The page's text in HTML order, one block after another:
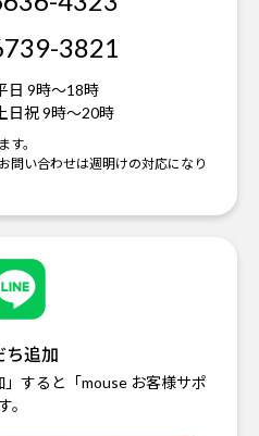
3821
日 9時～18時
日祝 9時～20時
。
問い合わせは週明けの対応になり
ち追加
すると「mouse お客様サポ
。